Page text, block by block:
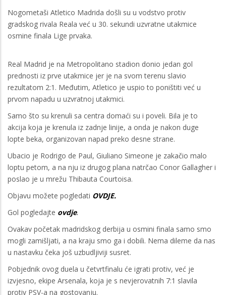
Nogometaši Atletico Madrida došli su u vodstvo protiv
gradskog rivala Reala već u 30. sekundi uzvratne utakmice
osmine finala Lige prvaka.
Real Madrid je na Metropolitano stadion donio jedan gol
prednosti iz prve utakmice jer je na svom terenu slavio
rezultatom 2:1. Međutim, Atletico je uspio to poništiti već u
prvom napadu u uzvratnoj utakmici.
Samo što su krenuli sa centra domaći su i poveli. Bila je to
akcija koja je krenula iz zadnje linije, a onda je nakon duge
lopte beka, organizovan napad preko desne strane.
Ubacio je Rodrigo de Paul, Giuliano Simeone je zakačio malo
loptu petom, a na nju iz drugog plana natrčao Conor Gallagher i
poslao je u mrežu Thibauta Courtoisa.
Objavu možete pogledati OVDJE.
Gol pogledajte ovdje.
Ovakav početak madridskog derbija u osmini finala samo smo
mogli zamišljati, a na kraju smo ga i dobili. Nema dileme da nas
u nastavku čeka još uzbudljiviji susret.
Pobjednik ovog duela u četvrtfinalu će igrati protiv, već je
izvjesno, ekipe Arsenala, koja je s nevjerovatnih 7:1 slavila
protiv PSV-a na gostovanju.